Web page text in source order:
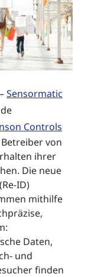
–Sensormatic
Controls
von
ihrer
Die neue
ID)
mithilfe
Daten,
und
finden